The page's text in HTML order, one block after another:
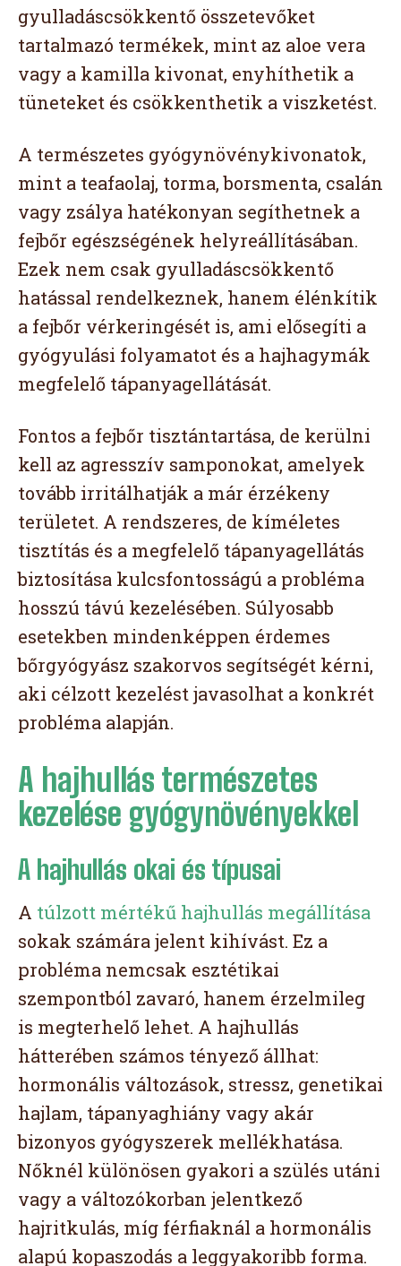
gyulladáscsökkentő összetevőket
tartalmazó termékek, mint az aloe vera
vagy a kamilla kivonat, enyhíthetik a
tüneteket és csökkenthetik a viszketést.
A természetes gyógynövénykivonatok,
mint a teafaolaj, torma, borsmenta, csalán
vagy zsálya hatékonyan segíthetnek a
fejbőr egészségének helyreállításában.
Ezek nem csak gyulladáscsökkentő
hatással rendelkeznek, hanem élénkítik
a fejbőr vérkeringését is, ami elősegíti a
gyógyulási folyamatot és a hajhagymák
megfelelő tápanyagellátását.
Fontos a fejbőr tisztántartása, de kerülni
kell az agresszív samponokat, amelyek
tovább irritálhatják a már érzékeny
területet. A rendszeres, de kíméletes
tisztítás és a megfelelő tápanyagellátás
biztosítása kulcsfontosságú a probléma
hosszú távú kezelésében. Súlyosabb
esetekben mindenképpen érdemes
bőrgyógyász szakorvos segítségét kérni,
aki célzott kezelést javasolhat a konkrét
probléma alapján.
A hajhullás természetes
kezelése gyógynövényekkel
A hajhullás okai és típusai
A túlzott mértékű hajhullás megállítása
sokak számára jelent kihívást. Ez a
probléma nemcsak esztétikai
szempontból zavaró, hanem érzelmileg
is megterhelő lehet. A hajhullás
hátterében számos tényező állhat:
hormonális változások, stressz, genetikai
hajlam, tápanyaghiány vagy akár
bizonyos gyógyszerek mellékhatása.
Nőknél különösen gyakori a szülés utáni
vagy a változókorban jelentkező
hajritkulás, míg férfiaknál a hormonális
alapú kopaszodás a leggyakoribb forma.